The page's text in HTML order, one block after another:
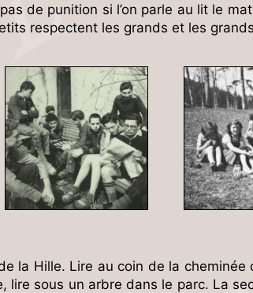
de punition si l’on parle au lit le
respectent les grands et les
la Hille. Lire au coin de la cheminée
sous un arbre dans le parc. La